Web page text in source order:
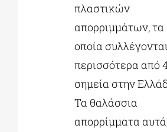
πλαστικών
απορριμμάτων, τα
οποία
περισσότερα από
σημεία στην
Τα θαλάσσια
απορρίμματα